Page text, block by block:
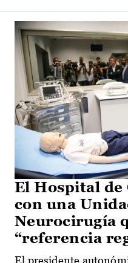
El Hospital de
con una
Neurocirugía
“referencia
El presidente